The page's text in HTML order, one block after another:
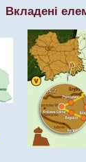
Вкладені